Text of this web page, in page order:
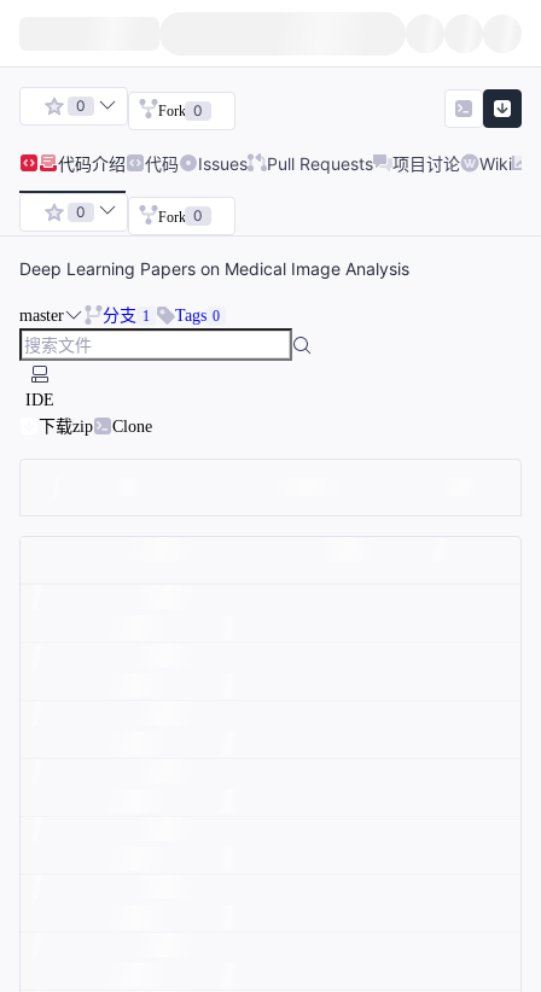
0 Fork 0
代码介绍 代码 Issues Pull Requests 项目讨论 Wiki
0 Fork 0
Deep Learning Papers on Medical Image Analysis
master 分支 1 Tags 0
IDE
下载zip
Clone